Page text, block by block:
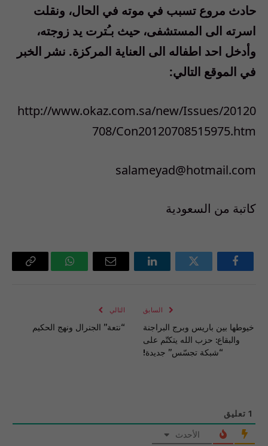
حادث مروع تسبب في موته في الحال، ونقلت
اسرته الى المستشفى، حيث بـُترت يد زوجته،
وأدخل احد اطفاله الى العناية المركزة. نشر الخبر
في الموقع التالي:
http://www.okaz.com.sa/new/Issues/20120
708/Con20120708515975.htm
salameyad@hotmail.com
كاتبة من السعودية
فيسبوك تويتر لينكدإن
البريد
واتساب Copy
السابق
خيوطها بين باريس وبرج البراجنة
والبقاع: حزب الله يتكتّم على
“شبكة تجسّس” جديدة!
التالي
“نتعة” الجنرال ونهج الحكيم
1 تعليق
الأحدث